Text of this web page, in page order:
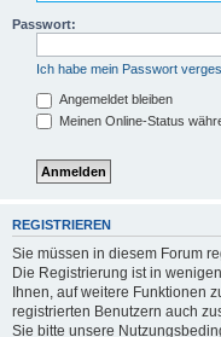
Passwort:
Ich habe mein Passwort
Angemeldet bleiben
Meinen Online-Status
REGISTRIEREN
Sie müssen in diesem Forum
Die Registrierung ist in
Ihnen, auf weitere Funktionen
registrierten Benutzern auch
Sie bitte unsere